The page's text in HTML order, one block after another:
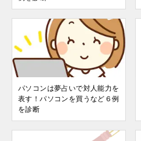
パソコンは夢占いで対人能力を
表す！パソコンを買うなど６例
を診断